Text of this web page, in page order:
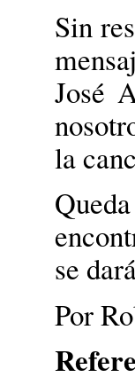
Sin
José
la
se
Por